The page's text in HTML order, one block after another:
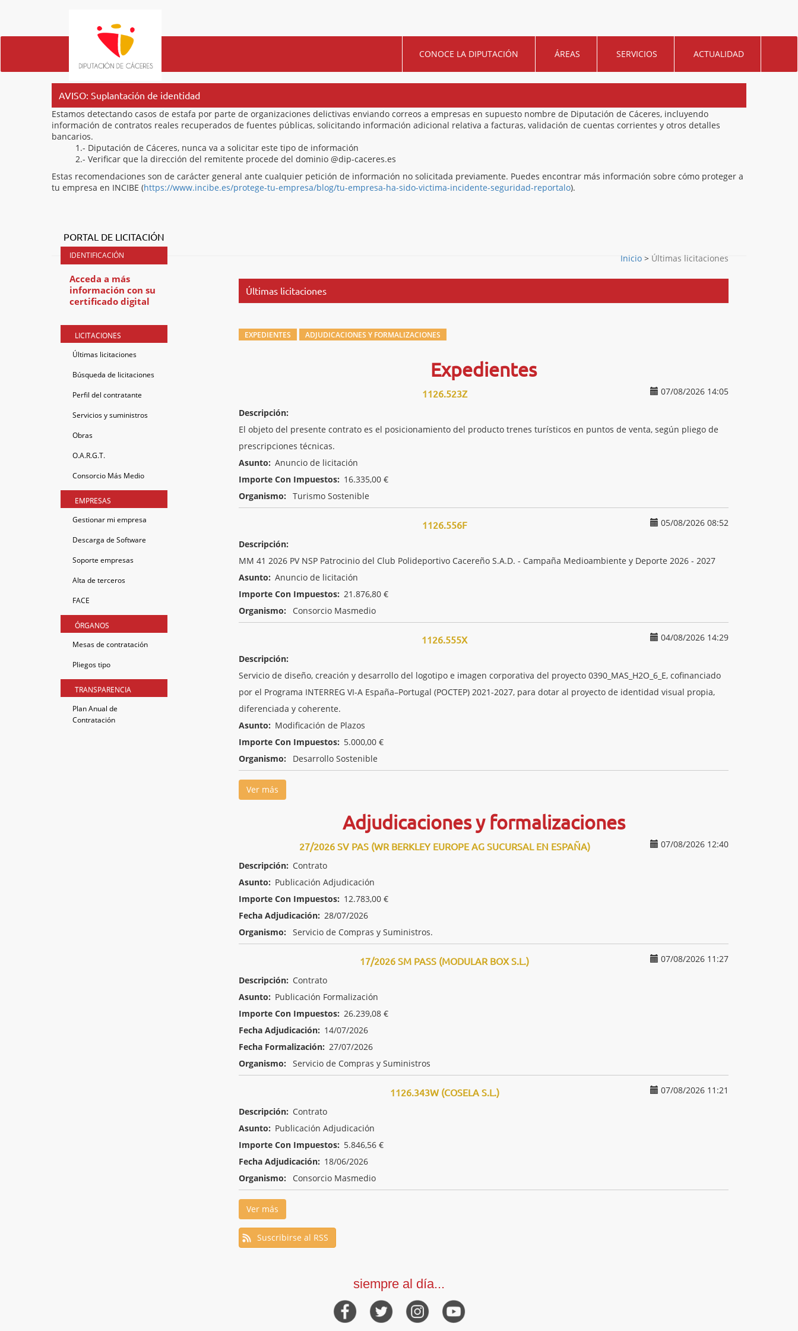
CONOCE LA DIPUTACIÓN ÁREAS SERVICIOS ACTUALIDAD
AVISO: Suplantación de identidad
Estamos detectando casos de estafa por parte de organizaciones delictivas enviando correos a empresas en supuesto nombre de Diputación de Cáceres, incluyendo
información de contratos reales recuperados de fuentes públicas, solicitando información adicional relativa a facturas, validación de cuentas corrientes y otros detalles
bancarios.
1.- Diputación de Cáceres, nunca va a solicitar este tipo de información
2.- Verificar que la dirección del remitente procede del dominio @dip-caceres.es
Estas recomendaciones son de carácter general ante cualquier petición de información no solicitada previamente. Puedes encontrar más información sobre cómo proteger a
tu empresa en INCIBE (https://www.incibe.es/protege-tu-empresa/blog/tu-empresa-ha-sido-victima-incidente-seguridad-reportalo).
PORTAL DE LICITACIÓN
Acceda a más
información con su
certificado digital
LICITACIONES
Últimas licitaciones
Búsqueda de licitaciones
Perfil del contratante
Servicios y suministros
Obras
O.A.R.G.T.
Consorcio Más Medio
EMPRESAS
Gestionar mi empresa
Descarga de Software
Soporte empresas
Alta de terceros
FACE
ÓRGANOS
Mesas de contratación
Pliegos tipo
TRANSPARENCIA
Plan Anual de
Contratación
Inicio > Últimas licitaciones
Últimas licitaciones
EXPEDIENTES ADJUDICACIONES Y FORMALIZACIONES
Expedientes
07/08/2026 14:05
1126.523Z
Descripción:
El objeto del presente contrato es el posicionamiento del producto trenes turísticos en puntos de venta, según pliego de
prescripciones técnicas.
Asunto: Anuncio de licitación
Importe Con Impuestos: 16.335,00 €
Organismo:
Turismo Sostenible
05/08/2026 08:52
1126.556F
Descripción:
MM 41 2026 PV NSP Patrocinio del Club Polideportivo Cacereño S.A.D. - Campaña Medioambiente y Deporte 2026 - 2027
Asunto: Anuncio de licitación
Importe Con Impuestos: 21.876,80 €
Organismo:
Consorcio Masmedio
04/08/2026 14:29
1126.555X
Descripción:
Servicio de diseño, creación y desarrollo del logotipo e imagen corporativa del proyecto 0390_MAS_H2O_6_E, cofinanciado
por el Programa INTERREG VI-A España–Portugal (POCTEP) 2021-2027, para dotar al proyecto de identidad visual propia,
diferenciada y coherente.
Asunto: Modificación de Plazos
Importe Con Impuestos: 5.000,00 €
Organismo:
Desarrollo Sostenible
Ver más
Adjudicaciones y formalizaciones
07/08/2026 12:40
27/2026 SV PAS (WR BERKLEY EUROPE AG SUCURSAL EN ESPAÑA)
Descripción: Contrato
Asunto: Publicación Adjudicación
Importe Con Impuestos: 12.783,00 €
Fecha Adjudicación: 28/07/2026
Organismo:
Servicio de Compras y Suministros.
07/08/2026 11:27
17/2026 SM PASS (MODULAR BOX S.L.)
Descripción: Contrato
Asunto: Publicación Formalización
Importe Con Impuestos: 26.239,08 €
Fecha Adjudicación: 14/07/2026
Fecha Formalización: 27/07/2026
Organismo:
Servicio de Compras y Suministros
07/08/2026 11:21
1126.343W (COSELA S.L.)
Descripción: Contrato
Asunto: Publicación Adjudicación
Importe Con Impuestos: 5.846,56 €
Fecha Adjudicación: 18/06/2026
Organismo:
Consorcio Masmedio
Ver más
Suscribirse al RSS
siempre al día...